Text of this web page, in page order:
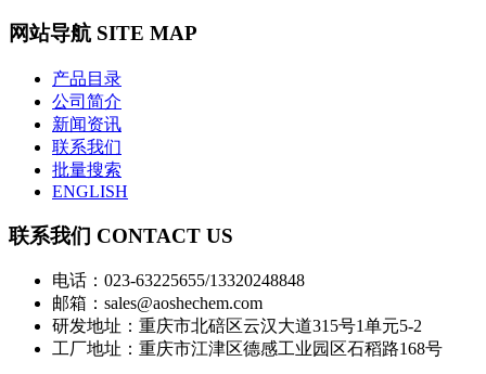
网站导航 SITE MAP
产品目录
公司简介
新闻资讯
联系我们
批量搜索
ENGLISH
联系我们 CONTACT US
电话：023-63225655/13320248848
邮箱：sales@aoshechem.com
研发地址：重庆市北碚区云汉大道315号1单元5-2
工厂地址：重庆市江津区德感工业园区石稻路168号